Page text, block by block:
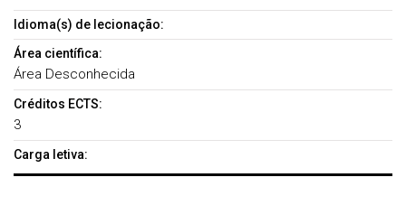
Idioma(s) de lecionação:
Área científica:
Área Desconhecida
Créditos ECTS:
3
Carga letiva: